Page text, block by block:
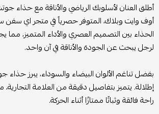
أطلق العنان لأسلوبك الرياضي والأناقة مع حذاء
أوف وايت وبلاك، المتوفر حصرياً في متجر اي سفن
الحذاء بين التصميم العصري والأداء المتميز، مما
لرجل يبحث عن الجودة والأناقة في آن واحد.
بفضل تناغم الألوان البيضاء والسوداء، يبرز حذاء
إطلالة. يتميز بتفاصيل دقيقة من العلامة
راحة فائقة وثباتًا ممتازًا أثناء الحركة.